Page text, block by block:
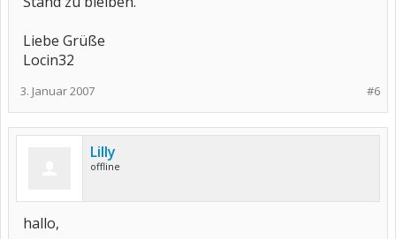
Liebe Grüße
Locin32
#6
3. Januar 2007
Lilly
offline
hallo,